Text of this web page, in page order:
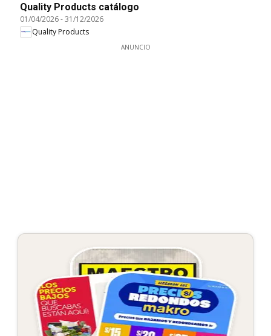
Quality Products catálogo
01/04/2026-31/12/2026
Quality Products
ANUNCIO